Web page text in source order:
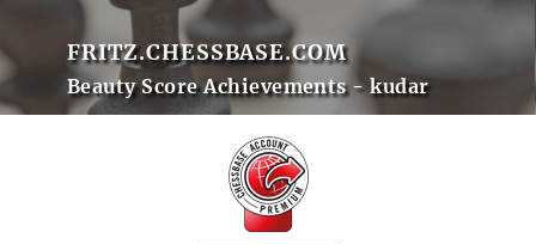
FRITZ.CHESSBASE.COM
Beauty Score Achievements - kudar